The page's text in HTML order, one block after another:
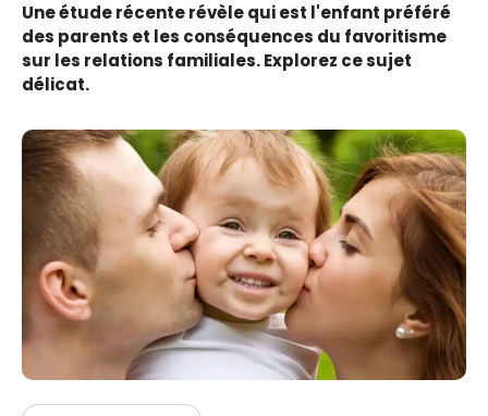
Une étude récente révèle qui est l'enfant préféré
des parents et les conséquences du favoritisme
sur les relations familiales. Explorez ce sujet
délicat.